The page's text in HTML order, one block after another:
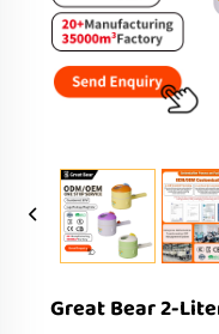
Great Bear 2-